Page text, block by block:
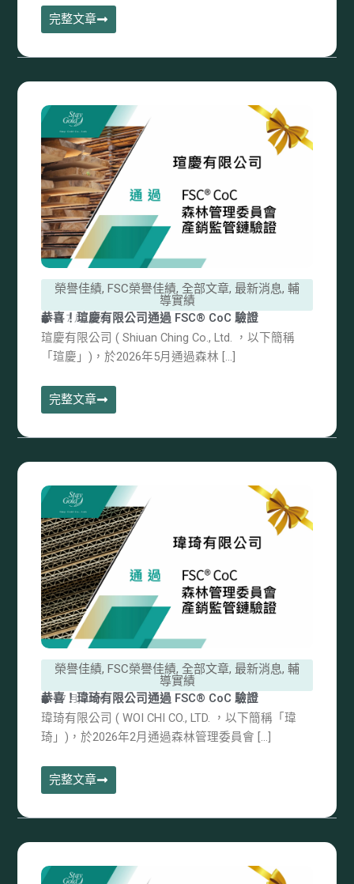
完整文章
榮譽佳績, FSC榮譽佳績, 全部文章, 最新消息, 輔
導實績
恭喜！瑄慶有限公司通過 FSC® CoC 驗證
11 7 月, 2026
瑄慶有限公司 ( Shiuan Ching Co., Ltd. ，以下簡稱
「瑄慶」)，於2026年5月通過森林 […]
完整文章
榮譽佳績, FSC榮譽佳績, 全部文章, 最新消息, 輔
導實績
恭喜！瑋琦有限公司通過 FSC® CoC 驗證
9 7 月, 2026
瑋琦有限公司 ( WOI CHI CO., LTD. ，以下簡稱「瑋
琦」)，於2026年2月通過森林管理委員會 […]
完整文章